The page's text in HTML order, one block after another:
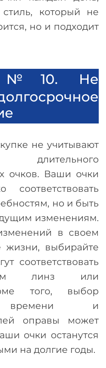
который не
но и подходит
№10. Не
не учитывают
очков. Ваши очки
но и быть
изменениям.
в своем
жизни, выбирайте
соответствовать
линз или
того, выбор
времени и
оправы может
очки останутся
на долгие годы.